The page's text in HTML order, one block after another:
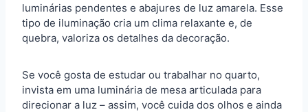
luminárias pendentes e abajures de luz amarela. Esse
tipo de iluminação cria um clima relaxante e, de
quebra, valoriza os detalhes da decoração.
Se você gosta de estudar ou trabalhar no quarto,
invista em uma luminária de mesa articulada para
direcionar a luz – assim, você cuida dos olhos e ainda